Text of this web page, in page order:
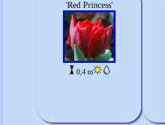
'Red Princess'
0,4 m